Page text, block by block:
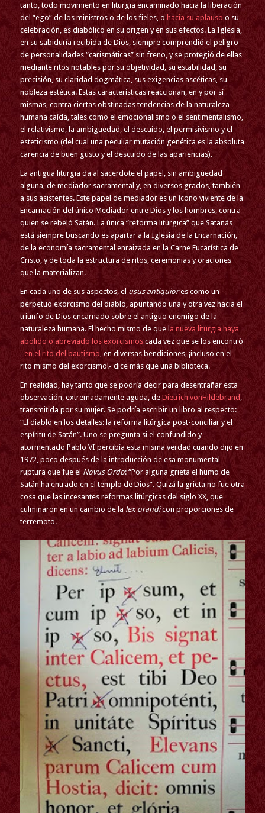
tanto, todo movimiento en liturgia encaminado hacia la liberación
del “ego” de los ministros o de los fieles, o hacia su aplauso o su
celebración, es diabólico en su origen y en sus efectos. La Iglesia,
en su sabiduría recibida de Dios, siempre comprendió el peligro
de personalidades “carismáticas” sin freno, y se protegió de ellas
mediante ritos notables por su objetividad, su estabilidad, su
precisión, su claridad dogmática, sus exigencias ascéticas, su
nobleza estética. Estas características reaccionan, en y por sí
mismas, contra ciertas obstinadas tendencias de la naturaleza
humana caída, tales como el emocionalismo o el sentimentalismo,
el relativismo, la ambigüedad, el descuido, el permisivismo y el
esteticismo (del cual una peculiar mutación genética es la absoluta
carencia de buen gusto y el descuido de las apariencias).
La antigua liturgia da al sacerdote el papel, sin ambigüedad
alguna, de mediador sacramental y, en diversos grados, también
a sus asistentes. Este papel de mediador es un ícono viviente de la
Encarnación del único Mediador entre Dios y los hombres, contra
quien se rebeló Satán. La única “reforma litúrgica” que Satanás
está siempre buscando es apartar a la Iglesia de la Encarnación,
de la economía sacramental enraizada en la Carne Eucarística de
Cristo, y de toda la estructura de ritos, ceremonias y oraciones
que la materializan.
En cada uno de sus aspectos, el usus antiquiores como un
perpetuo exorcismo del diablo, apuntando una y otra vez hacia el
triunfo de Dios encarnado sobre el antiguo enemigo de la
naturaleza humana. El hecho mismo de que l a nueva liturgia haya
abolido o abreviado los exorcismoscada vez que se los encontró
–en el rito del bautismo, en diversas bendiciones, ¡incluso en el
rito mismo del exorcismo!- dice más que una biblioteca.
En realidad, hay tanto que se podría decir para desentrañar esta
observación, extremadamente aguda, de Dietrich vonHildebrand ,
transmitida por su mujer. Se podría escribir un libro al respecto:
“El diablo en los detalles: la reforma litúrgica post-conciliar y el
espíritu de Satán”. Uno se pregunta si el confundido y
atormentado Pablo VI percibía esta misma verdad cuando dijo en
1972, poco después de la introducción de esa monumental
ruptura que fue el Novus Ordo: “Por alguna grieta el humo de
Satán ha entrado en el templo de Dios”. Quizá la grieta no fue otra
cosa que las incesantes reformas litúrgicas del siglo XX, que
culminaron en un cambio de la lex orandicon proporciones de
terremoto.